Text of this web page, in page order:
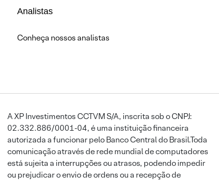
Analistas
Conheça nossos analistas
A XP Investimentos CCTVM S/A, inscrita sob o CNPJ:
02.332.886/0001-04, é uma instituição financeira
autorizada a funcionar pelo Banco Central do Brasil.Toda
comunicação através de rede mundial de computadores
está sujeita a interrupções ou atrasos, podendo impedir
ou prejudicar o envio de ordens ou a recepção de